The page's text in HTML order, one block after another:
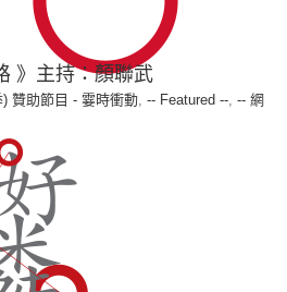
》主持：顏聯武
) 贊助節目 - 霎時衝動, -- Featured --, -- 網